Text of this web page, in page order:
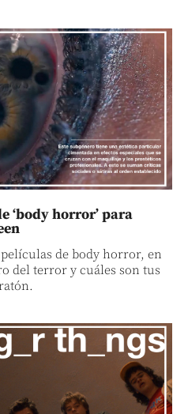
‘body horror’ para
de body horror, en
del terror y cuáles son tus